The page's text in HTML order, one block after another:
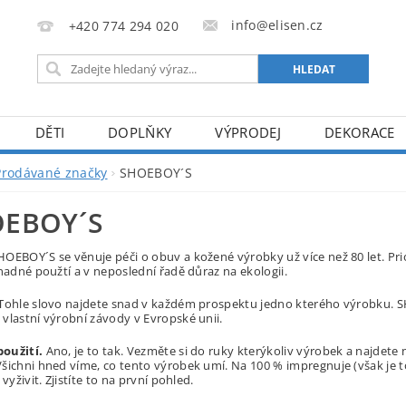
+420 774 294 020 info@elisen.cz
DĚTI DOPLŇKY VÝPRODEJ DEKORACE
značky SHOEBOY´S
se věnuje péči o obuv a kožené výrobky už více než 80 let.
použtí a v neposlední řadě důraz na ekologii.
slovo najdete snad v každém prospektu jedno kterého výrobku.
výrobní závody v Evropské unii.
Ano, je to tak. Vezměte si do ruky kterýkoliv výrobek a
hned víme, co tento výrobek umí. Na 100 % impregnuje (však
vyživit. Zjistíte to na první pohled.